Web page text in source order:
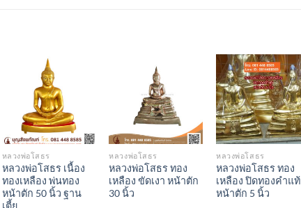
Add to
Wishlist
หลวงพ่อโสธร
หลวงพ่อโสธร เนื้อง
ทองเหลือง พ่นทอง
หน้าตัก 50 นิ้ว ฐาน
Add to
Wishlist
หลวงพ่อโสธร
หลวงพ่อโสธร ทอง
เหลือง ขัดเงา หน้าตัก
30 นิ้ว
Add to
Wishlist
หลวงพ่อโสธร
หลวงพ่อโสธร ทอง
เหลือง ปิดทองคำแท้
หน้าตัก 5 นิ้ว